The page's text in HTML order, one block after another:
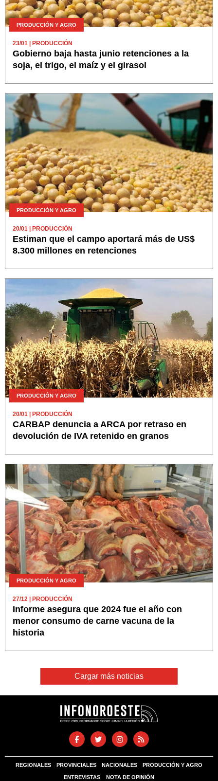
PRODUCCIÓN Y AGRO
23/01 | PRODUCCIÓN
Gobierno baja hasta junio retenciones a la
soja, el trigo, el maíz y el girasol
PRODUCCIÓN Y AGRO
20/01 | PRODUCCIÓN
Estiman que el campo aportará más de US$
8.300 millones en retenciones
PRODUCCIÓN Y AGRO
20/01 | PRODUCCIÓN
CARBAP denuncia a ARCA por retraso en
devolución de IVA retenido en granos
PRODUCCIÓN Y AGRO
27/12 | PRODUCCIÓN
Informe asegura que 2024 fue el año con
menor consumo de carne vacuna de la
historia
Cargar más noticias
REGIONALES PROVINCIALES NACIONALES PRODUCCIÓN Y AGRO
ENTREVISTAS NOTA DE OPINIÓN